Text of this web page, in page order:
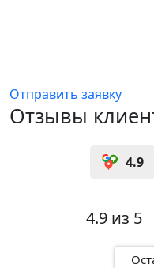
Отправить заявку
Отзывы
4.9
4.9из 5